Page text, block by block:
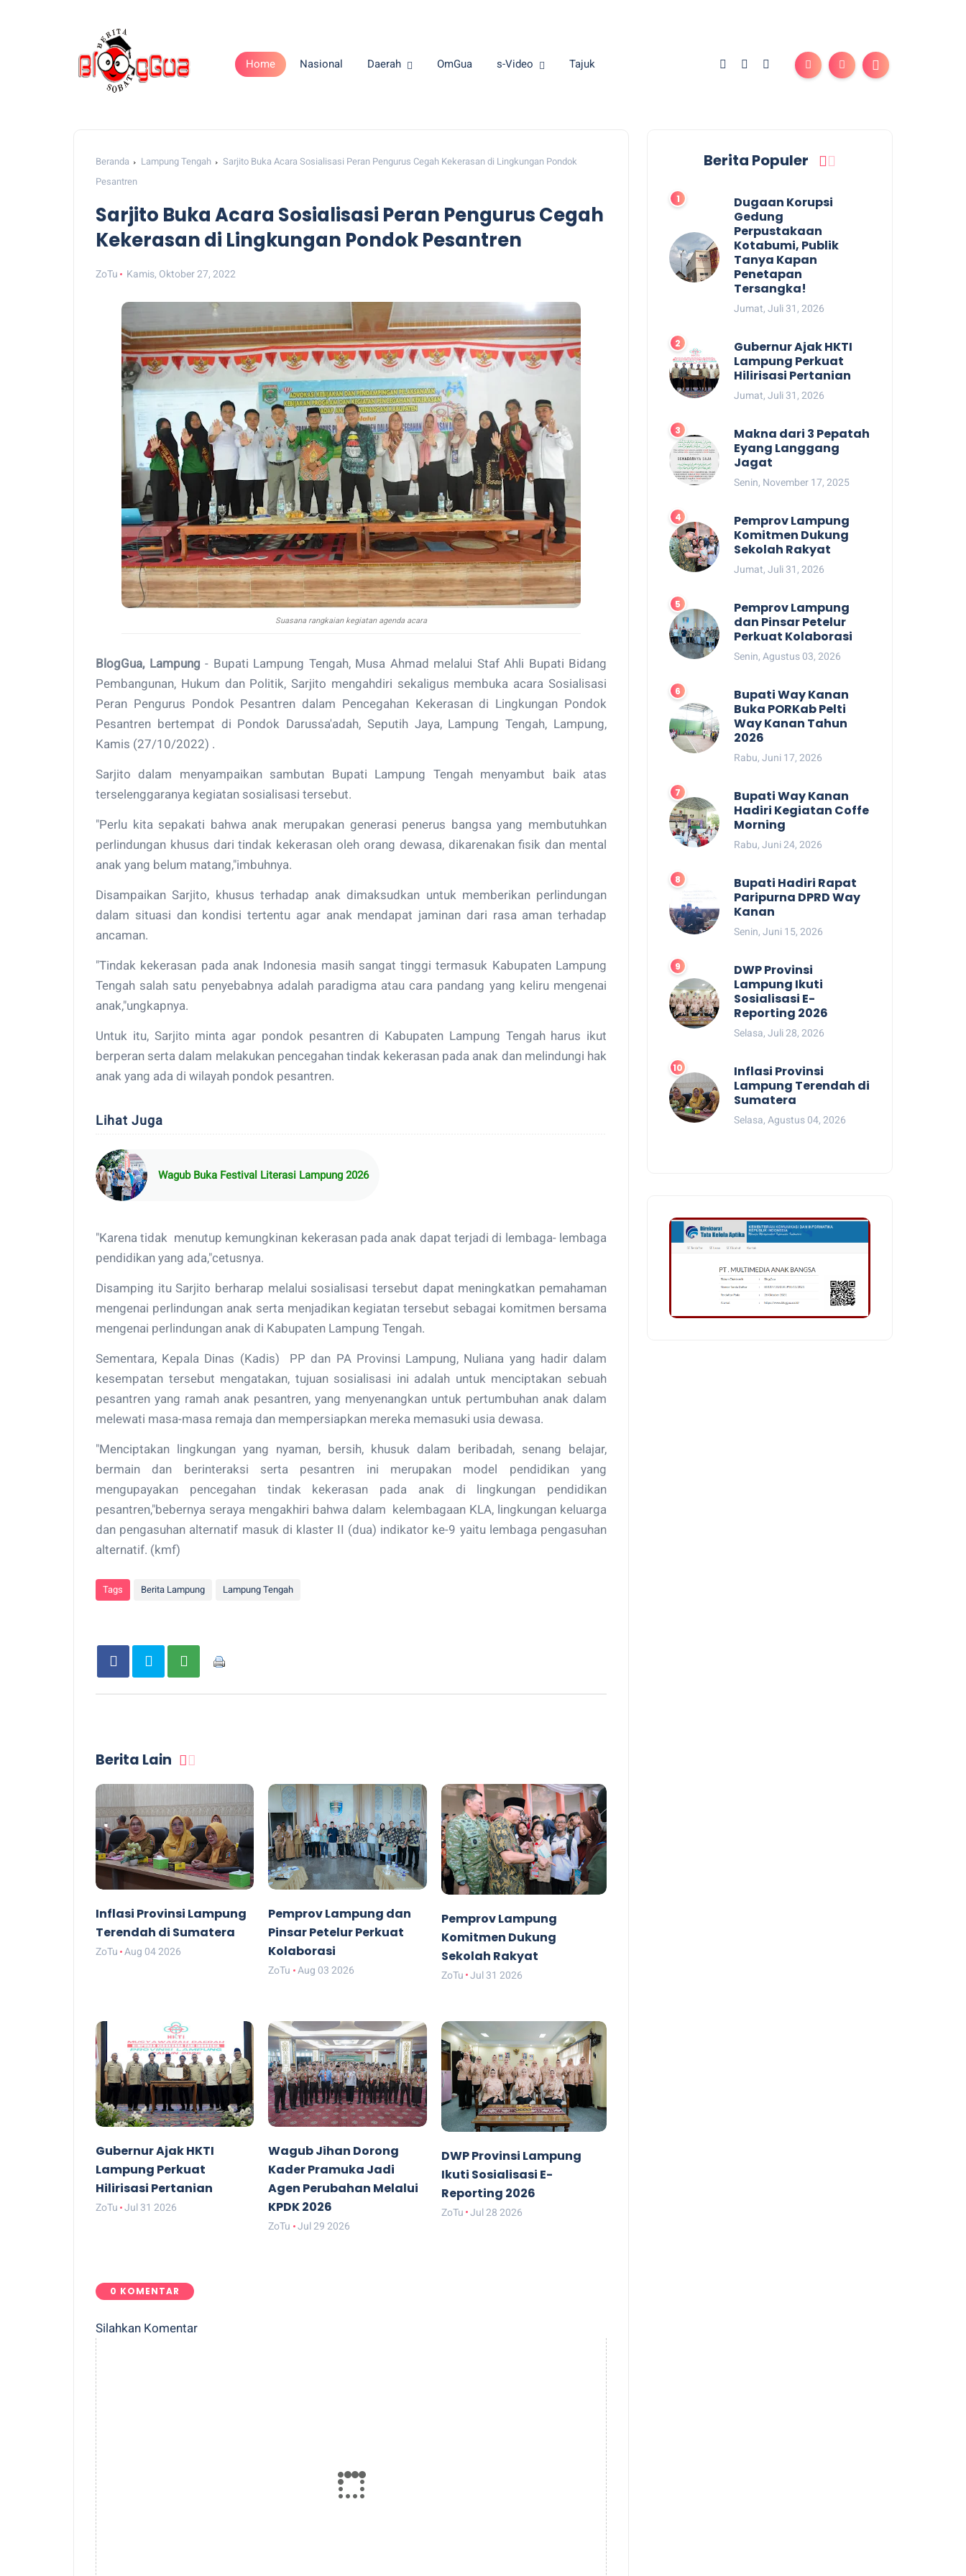
Home Nasional Daerah OmGua s-Video Tajuk
Beranda Lampung Tengah
Sarjito Buka Acara Sosialisasi Peran Pengurus Cegah Kekerasan di Lingkungan Pondok
Pesantren
Sarjito Buka Acara Sosialisasi Peran Pengurus Cegah
Kekerasan di Lingkungan Pondok Pesantren
ZoTu Kamis, Oktober 27, 2022
Suasana rangkaian kegiatan agenda acara
BlogGua, Lampung - Bupati Lampung Tengah, Musa Ahmad melalui Staf Ahli Bupati Bidang
Pembangunan, Hukum dan Politik, Sarjito mengahdiri sekaligus membuka acara Sosialisasi
Peran Pengurus Pondok Pesantren dalam Pencegahan Kekerasan di Lingkungan Pondok
Pesantren bertempat di Pondok Darussa'adah, Seputih Jaya, Lampung Tengah, Lampung,
Kamis (27/10/2022) .
Sarjito dalam menyampaikan sambutan Bupati Lampung Tengah menyambut baik atas
terselenggaranya kegiatan sosialisasi tersebut.
"Perlu kita sepakati bahwa anak merupakan generasi penerus bangsa yang membutuhkan
perlindungan khusus dari tindak kekerasan oleh orang dewasa, dikarenakan fisik dan mental
anak yang belum matang,"imbuhnya.
Disampaikan Sarjito, khusus terhadap anak dimaksudkan untuk memberikan perlindungan
dalam situasi dan kondisi tertentu agar anak mendapat jaminan dari rasa aman terhadap
ancaman.
"Tindak kekerasan pada anak Indonesia masih sangat tinggi termasuk Kabupaten Lampung
Tengah salah satu penyebabnya adalah paradigma atau cara pandang yang keliru mengenai
anak,"ungkapnya.
Untuk itu, Sarjito minta agar pondok pesantren di Kabupaten Lampung Tengah harus ikut
berperan serta dalam melakukan pencegahan tindak kekerasan pada anak dan melindungi hak
anak yang ada di wilayah pondok pesantren.
Lihat Juga
Wagub Buka Festival Literasi Lampung 2026
"Karena tidak menutup kemungkinan kekerasan pada anak dapat terjadi di lembaga- lembaga
pendidikan yang ada,"cetusnya.
Disamping itu Sarjito berharap melalui sosialisasi tersebut dapat meningkatkan pemahaman
mengenai perlindungan anak serta menjadikan kegiatan tersebut sebagai komitmen bersama
mengenai perlindungan anak di Kabupaten Lampung Tengah.
Sementara, Kepala Dinas (Kadis) PP dan PA Provinsi Lampung, Nuliana yang hadir dalam
kesempatan tersebut mengatakan, tujuan sosialisasi ini adalah untuk menciptakan sebuah
pesantren yang ramah anak pesantren, yang menyenangkan untuk pertumbuhan anak dalam
melewati masa-masa remaja dan mempersiapkan mereka memasuki usia dewasa.
"Menciptakan lingkungan yang nyaman, bersih, khusuk dalam beribadah, senang belajar,
bermain dan berinteraksi serta pesantren ini merupakan model pendidikan yang
mengupayakan pencegahan tindak kekerasan pada anak di lingkungan pendidikan
pesantren,"bebernya seraya mengakhiri bahwa dalam kelembagaan KLA, lingkungan keluarga
dan pengasuhan alternatif masuk di klaster II (dua) indikator ke-9 yaitu lembaga pengasuhan
alternatif. (kmf)
Tags Berita Lampung Lampung Tengah
Berita Lain
Inflasi Provinsi Lampung
Terendah di Sumatera
ZoTu Aug 04 2026
Pemprov Lampung dan
Pinsar Petelur Perkuat
Kolaborasi
ZoTu Aug 03 2026
Pemprov Lampung
Komitmen Dukung
Sekolah Rakyat
ZoTu Jul 31 2026
Gubernur Ajak HKTI
Lampung Perkuat
Hilirisasi Pertanian
ZoTu Jul 31 2026
Wagub Jihan Dorong
Kader Pramuka Jadi
Agen Perubahan Melalui
KPDK 2026
ZoTu Jul 29 2026
DWP Provinsi Lampung
Ikuti Sosialisasi E-
Reporting 2026
ZoTu Jul 28 2026
0 KOMENTAR
Silahkan Komentar
Berita Populer
Dugaan Korupsi
Gedung
Perpustakaan
Kotabumi, Publik
Tanya Kapan
Penetapan
Tersangka!
Jumat, Juli 31, 2026
Gubernur Ajak HKTI
Lampung Perkuat
Hilirisasi Pertanian
Jumat, Juli 31, 2026
Makna dari 3 Pepatah
Eyang Langgang
Jagat
Senin, November 17, 2025
Pemprov Lampung
Komitmen Dukung
Sekolah Rakyat
Jumat, Juli 31, 2026
Pemprov Lampung
dan Pinsar Petelur
Perkuat Kolaborasi
Senin, Agustus 03, 2026
Bupati Way Kanan
Buka PORKab Pelti
Way Kanan Tahun
2026
Rabu, Juni 17, 2026
Bupati Way Kanan
Hadiri Kegiatan Coffe
Morning
Rabu, Juni 24, 2026
Bupati Hadiri Rapat
Paripurna DPRD Way
Kanan
Senin, Juni 15, 2026
DWP Provinsi
Lampung Ikuti
Sosialisasi E-
Reporting 2026
Selasa, Juli 28, 2026
Inflasi Provinsi
Lampung Terendah di
Sumatera
Selasa, Agustus 04, 2026